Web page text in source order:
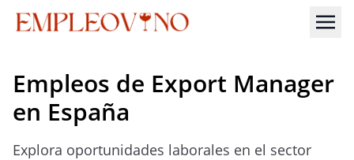
Empleos de Export Manager
en España
Explora oportunidades laborales en el sector